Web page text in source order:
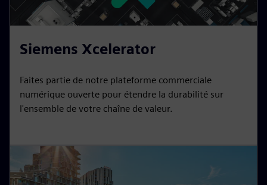
Siemens Xcelerator
Faites partie de notre plateforme commerciale
numérique ouverte pour étendre la durabilité sur
l'ensemble de votre chaîne de valeur.